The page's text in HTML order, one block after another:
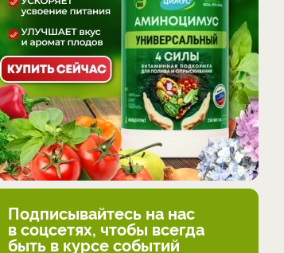
Подписывайтесь на нас
в соцсетях, чтобы всегда
быть в курсе событий